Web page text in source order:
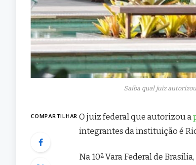
Saiba qual juiz
COMPARTILHAR O juiz federal que autorizou a
integrantes da instituição é
Na 10ª Vara Federal de